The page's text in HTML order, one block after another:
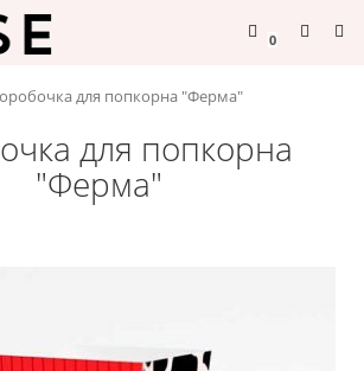
0
для попкорна "Ферма"
для попкорна
"Ферма"